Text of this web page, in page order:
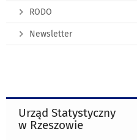
RODO
Newsletter
Urząd Statystyczny
w Rzeszowie